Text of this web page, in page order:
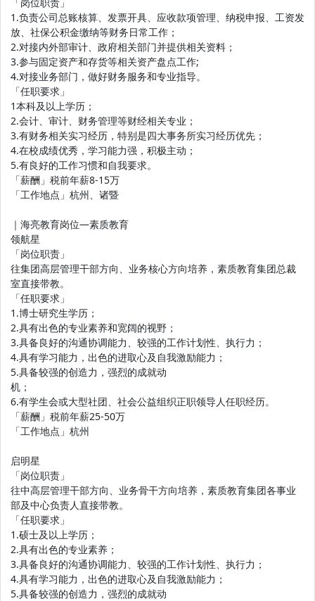
1.负责公司总账核算、发票开具、应收款项管理、纳税申报、工资发
放、社保公积金缴纳等财务日常工作；
2.对接内外部审计、政府相关部门并提供相关资料；
3.参与固定资产和存货等相关资产盘点工作;
4.对接业务部门，做好财务服务和专业指导。
「任职要求」
1本科及以上学历；
2.会计、审计、财务管理等财经相关专业；
3.有财务相关实习经历，特别是四大事务所实习经历优先；
4.在校成绩优秀，学习能力强，积极主动；
5.有良好的工作习惯和自我要求。
「薪酬」税前年薪8-15万
「工作地点」杭州、诸暨
｜海亮教育岗位—素质教育
领航星
「岗位职责」
往集团高层管理干部方向、业务核心方向培养，素质教育集团总裁
室直接带教。
「任职要求」
1.博士研究生学历；
2.具有出色的专业素养和宽阔的视野；
3.具备良好的沟通协调能力、较强的工作计划性、执行力；
4.具有学习能力，出色的进取心及自我激励能力；
5.具备较强的创造力，强烈的成就动
机；
6.有学生会或大型社团、社会公益组织正职领导人任职经历。
「薪酬」税前年薪25-50万
「工作地点」杭州
启明星
「岗位职责」
往中高层管理干部方向、业务骨干方向培养，素质教育集团各事业
部及中心负责人直接带教。
「任职要求」
1.硕士及以上学历；
2.具有出色的专业素养；
3.具备良好的沟通协调能力、较强的工作计划性、执行力；
4.具有学习能力，出色的进取心及自我激励能力；
5.具备较强的创造力，强烈的成就动